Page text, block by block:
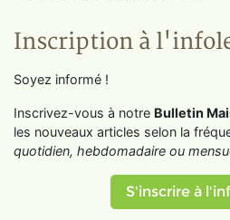
Inscription à
Soyez informé !
Inscrivez-vous à notre Bulletin
les nouveaux articles selon la
quotidien, hebdomadaire ou
S'inscrire à